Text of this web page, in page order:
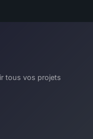
tous vos projets